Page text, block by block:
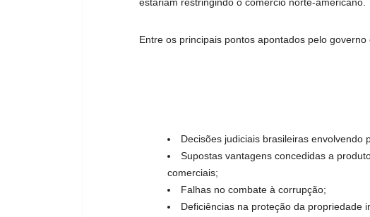
Entre os principais pontos apontados pelo
Decisões judiciais brasileiras
Supostas vantagens concedidas a
comerciais;
Falhas no combate à corrupção;
Deficiências na proteção da propriedade